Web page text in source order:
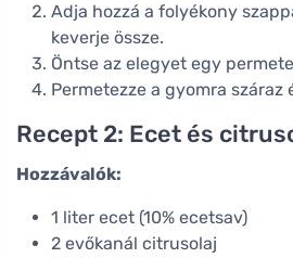
Adja hozzá a folyékony
keverje össze.
Öntse az elegyet egy
Permetezze a gyomra száraz
Recept 2: Ecet és
Hozzávalók:
1 liter ecet (10% ecetsav)
2 evőkanál citrusolaj